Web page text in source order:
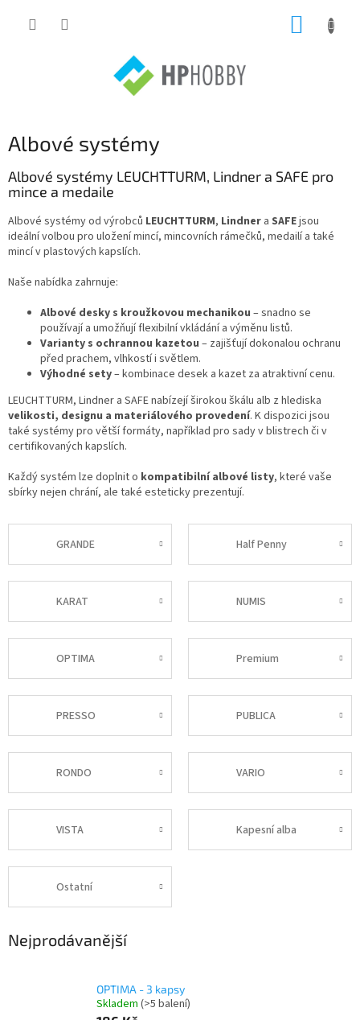
Albové systémy
Albové systémy LEUCHTTURM, Lindner a SAFE pro
mince a medaile
Albové systémy od výrobců LEUCHTTURM, Lindner a SAFEjsou
ideální volbou pro uložení mincí, mincovních rámečků, medailí a také
mincí v plastových kapslích.
Naše nabídka zahrnuje:
Albové desky s kroužkovou mechanikou – snadno se
používají a umožňují flexibilní vkládání a výměnu listů.
Varianty s ochrannou kazetou – zajišťují dokonalou ochranu
před prachem, vlhkostí i světlem.
Výhodné sety– kombinace desek a kazet za atraktivní cenu.
LEUCHTTURM, Lindner a SAFE nabízejí širokou škálu alb z hlediska
velikosti, designu a materiálového provedení. K dispozici jsou
také systémy pro větší formáty, například pro sady v blistrech či v
certifikovaných kapslích.
Každý systém lze doplnit o kompatibilní albové listy, které vaše
sbírky nejen chrání, ale také esteticky prezentují.
GRANDE Half Penny
KARAT NUMIS
OPTIMA Premium
PRESSO PUBLICA
RONDO VARIO
VISTA Kapesní alba
Ostatní
Nejprodávanější
OPTIMA - 3 kapsy
Skladem (>5 balení)